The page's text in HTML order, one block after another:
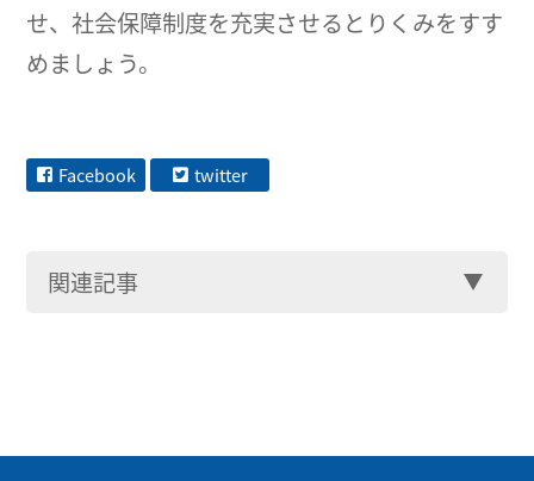
せ、社会保障制度を充実させるとりくみをすす
めましょう。
Facebook twitter
関連記事